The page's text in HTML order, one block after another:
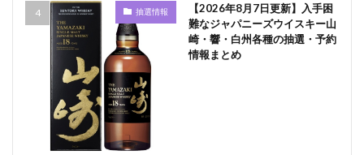
抽選情報
【2026年8月7日更新】入手困
難なジャパニーズウイスキー山
崎・響・白州各種の抽選・予約
情報まとめ